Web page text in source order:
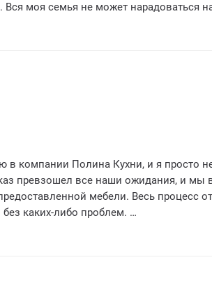
моя семья не может нарадоваться
и непревзойденный дизайн.
в компании Полина Кухни, и я просто
превзошел все наши ожидания, и мы
мебели. Весь процесс от
каких-либо проблем.